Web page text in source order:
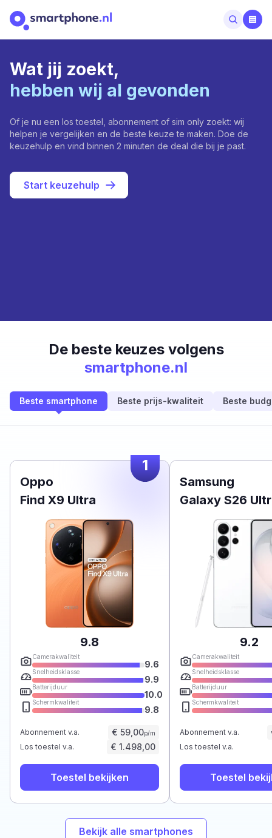
Wat jij zoekt,
hebben wij al gevonden
Of je nu een los toestel, abonnement of sim only zoekt: wij
helpen je vergelijken en de beste keuze te maken. Doe de
keuzehulp en vind binnen 2 minuten de deal die bij je past.
Start keuzehulp
De beste keuzes volgens
smartphone.nl
Beste smartphone Beste prijs-kwaliteit Beste
1
Oppo
Find X9 Ultra
9.8
Camerakwaliteit
9.6
Snelheidsklasse
9.9
Batterijduur
10.0
Schermkwaliteit
9.8
Abonnement v.a. € 59,00p/m
Los toestel v.a. € 1.498,00
Toestel bekijken
Samsung
Galaxy S26
9.2
Camerakwaliteit
Snelheidsklasse
Batterijduur
Schermkwaliteit
Abonnement v.a.
Los toestel v.a.
Toestel
Bekijk alle smartphones